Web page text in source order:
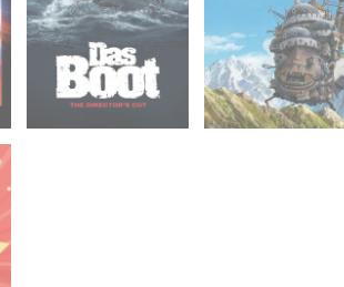
MSL I 0.07
- Furtwangen
Aula - B 1.14a -
Furtwangen